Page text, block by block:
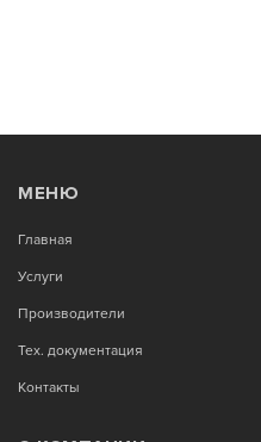
МЕНЮ
Главная
Услуги
Производители
Тех. документация
Контакты